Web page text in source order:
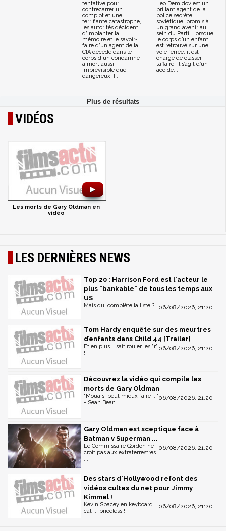
tentative pour
contrecarrer un
complot et une
terrifiante catastrophe,
les autorités décident
d'implanter la
mémoire et le savoir-
faire d'un agent de la
CIA décédé dans le
corps d'un condamné
à mort aussi
imprévisible que
dangereux. I...
Leo Demidov est un
brillant agent de la
police secrète
soviétique, promis à
un grand avenir au
sein du Parti. Lorsque
le corps d’un enfant
est retrouvé sur une
voie ferrée, il est
chargé de classer
l’affaire. Il s’agit d’un
accide...
VIDÉOS
►
Les morts de Gary Oldman en
vidéo
LES DERNIÈRES NEWS
Top 20 : Harrison Ford est l'acteur le
plus "bankable" de tous les temps aux
US
06/08/2026, 21:20
Mais qui complète la liste ?
Tom Hardy enquête sur des meurtres
d’enfants dans Child 44 [Trailer]
06/08/2026, 21:20
Et en plus il sait rouler les "r"
!
Découvrez la vidéo qui compile les
morts de Gary Oldman
06/08/2026, 21:20
"Mouais, peut mieux faire ..."
- Sean Bean
Gary Oldman est sceptique face à
Batman v Superman ...
06/08/2026, 21:20
Le Commissaire Gordon ne
croit pas aux extraterrestres
...
Des stars d'Hollywood refont des
vidéos cultes du net pour Jimmy
Kimmel !
06/08/2026, 21:20
Kevin Spacey en keyboard
cat ... priceless !